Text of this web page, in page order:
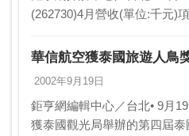
(262730)4月營收(單位:千元)項目 4月營收 1-4月營
華信航空獲泰國旅遊人鳥
2002年9月19日
鉅亨網編輯中心／台北• 9月19日
獲泰國觀光局舉辦的第四屆